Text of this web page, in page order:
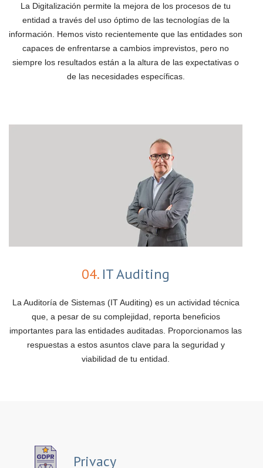
La Digitalización permite la mejora de los procesos de tu
entidad a través del uso óptimo de las tecnologías de la
información. Hemos visto recientemente que las entidades son
capaces de enfrentarse a cambios imprevistos, pero no
siempre los resultados están a la altura de las expectativas o
de las necesidades específicas.
04.IT Auditing
La Auditoría de Sistemas (IT Auditing) es un actividad técnica
que, a pesar de su complejidad, reporta beneficios
importantes para las entidades auditadas. Proporcionamos las
respuestas a estos asuntos clave para la seguridad y
viabilidad de tu entidad.
Privacy